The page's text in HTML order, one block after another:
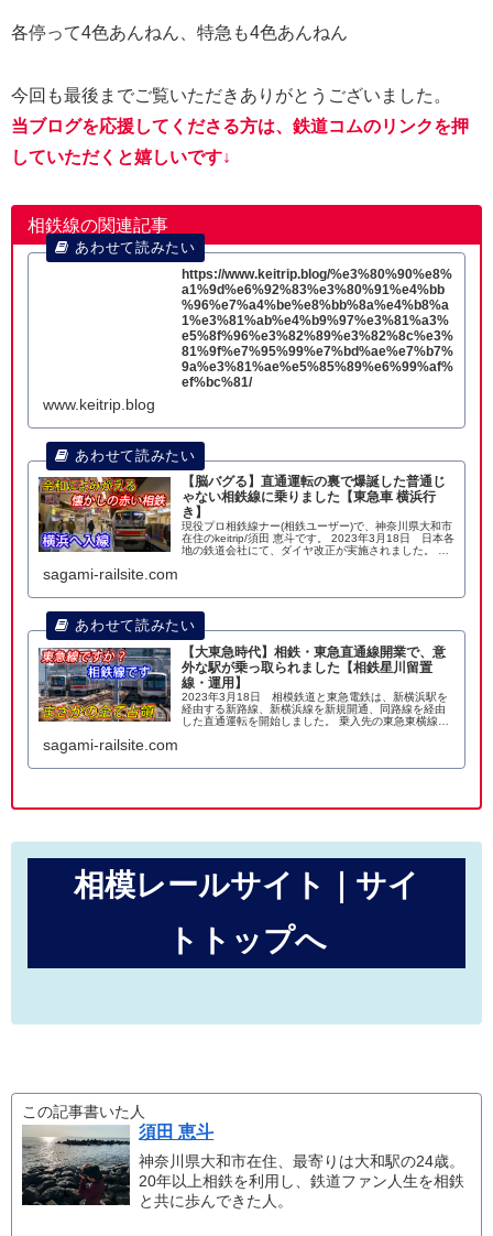
各停って4色あんねん、特急も4色あんねん
今回も最後までご覧いただきありがとうございました。
当ブログを応援してくださる方は、鉄道コムのリンクを押
していただくと嬉しいです↓
相鉄線の関連記事
https://www.keitrip.blog/%e3%80%90%e8%
a1%9d%e6%92%83%e3%80%91%e4%bb
%96%e7%a4%be%e8%bb%8a%e4%b8%a
1%e3%81%ab%e4%b9%97%e3%81%a3%
e5%8f%96%e3%82%89%e3%82%8c%e3%
81%9f%e7%95%99%e7%bd%ae%e7%b7%
9a%e3%81%ae%e5%85%89%e6%99%af%
ef%bc%81/
www.keitrip.blog
【脳バグる】直通運転の裏で爆誕した普通じ
ゃない相鉄線に乗りました【東急車 横浜行
き】
現役プロ相鉄線ナー(相鉄ユーザー)で、神奈川県大和市
在住のkeitrip/須田 恵斗です。 2023年3月18日 日本各
地の鉄道会社にて、ダイヤ改正が実施されました。 横
sagami-railsite.com
【大東急時代】相鉄・東急直通線開業で、意
外な駅が乗っ取られました【相鉄星川留置
線・運用】
2023年3月18日 相模鉄道と東急電鉄は、新横浜駅を
経由する新路線、新横浜線を新規開通、同路線を経由
した直通運転を開始しました。 乗入先の東急東横線・
sagami-railsite.com
相模レールサイト｜サイ
トトップへ
この記事書いた人
須田 恵斗
神奈川県大和市在住、最寄りは大和駅の24歳。
20年以上相鉄を利用し、鉄道ファン人生を相鉄
と共に歩んできた人。